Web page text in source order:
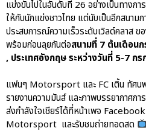
แข่งขันไปในอันดับที่ 26 อย่างเป็นทางกา
ให้กับนักแข่งชาวไทย แต่นับเป็นอีกสนาม
ประสบการณ์ความเร็วระดับเวิลด์คลาส
พร้อมก่อนลุยกันต่อสนามที่ 7 ต้นเดือน
, ประเทศอังกฤษ ระหว่างวันที่ 5-7 ก
แฟนๆ Motorsport และ FC เติ้น ทัศน
รายงานความมันส์ และภาพบรรยากาศก
ส่งกำลังใจเชียร์ได้ที่หน้าเพจ
Motorsport และรับชมถ่ายทอดสด